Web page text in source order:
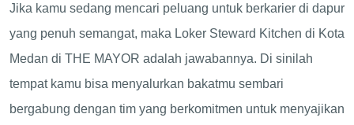
Jika kamu sedang mencari peluang untuk berkarier di dapur
yang penuh semangat, maka Loker Steward Kitchen di Kota
Medan di THE MAYOR adalah jawabannya. Di sinilah
tempat kamu bisa menyalurkan bakatmu sembari
bergabung dengan tim yang berkomitmen untuk menyajikan